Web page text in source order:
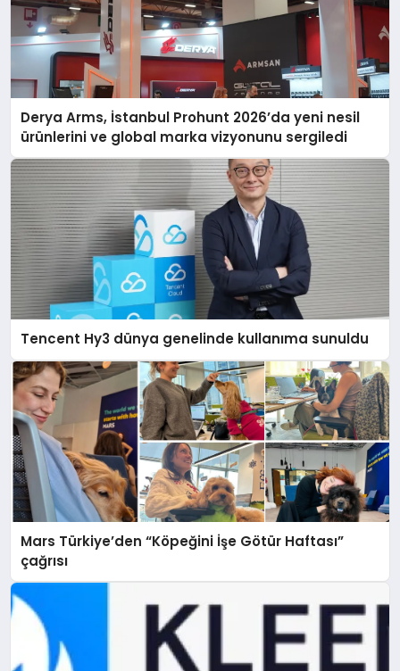
Derya Arms, İstanbul Prohunt 2026’da yeni nesil
ürünlerini ve global marka vizyonunu sergiledi
Tencent Hy3 dünya genelinde kullanıma sunuldu
Mars Türkiye’den “Köpeğini İşe Götür Haftası”
çağrısı